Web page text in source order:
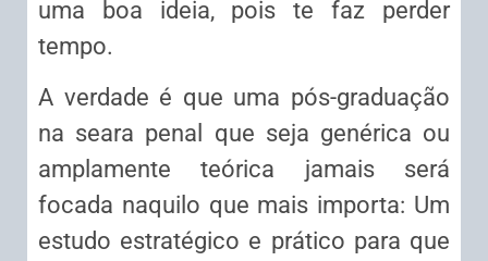
uma boa ideia, pois te faz perder
tempo.
A verdade é que uma pós-graduação
na seara penal que seja genérica ou
amplamente teórica jamais será
focada naquilo que mais importa: Um
estudo estratégico e prático para que